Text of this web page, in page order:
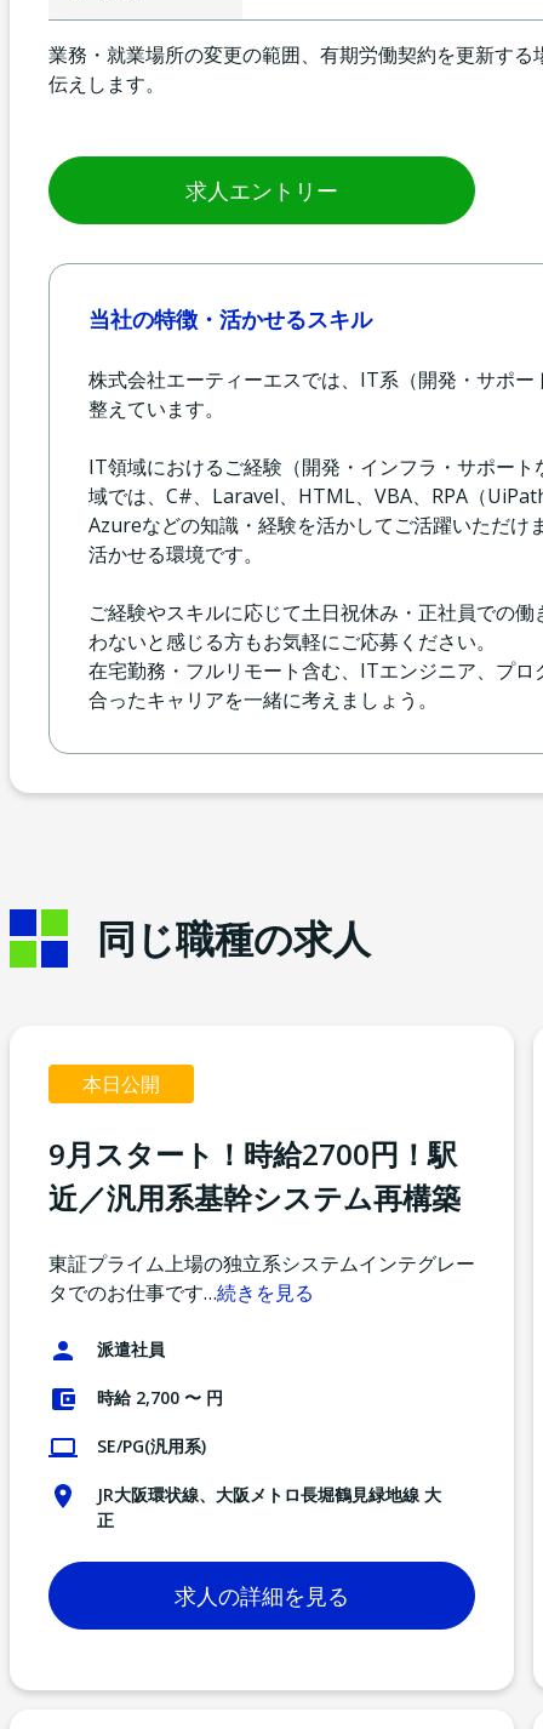
業務・就業場所の変更の範囲、有期労働契約を更新す
伝えします。
求人エントリー
当社の特徴・活かせるスキル
株式会社エーティーエスでは、IT系（開発・サポ
整えています。
IT領域におけるご経験（開発・インフラ・サポー
域では、C#、Laravel、HTML、VBA、RPA（
Azureなどの知識・経験を活かしてご活躍いただ
活かせる環境です。
ご経験やスキルに応じて土日祝休み・正社員での
わないと感じる方もお気軽にご応募ください。
在宅勤務・フルリモート含む、ITエンジニア、プ
合ったキャリアを一緒に考えましょう。
同じ職種の求人
本日公開
9月スタート！時給2700円！駅
近／汎用系基幹システム再構築
東証プライム上場の独立系システムインテグレー
タでのお仕事です…続きを見る
派遣社員
時給 2,700 〜 円
SE/PG(汎用系)
JR大阪環状線、大阪メトロ長堀鶴見緑地線 大
正
求人の詳細を見る